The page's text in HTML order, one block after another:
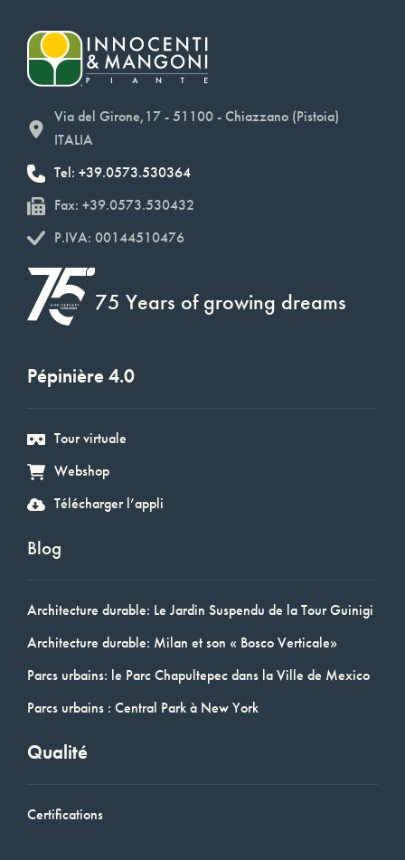
Via del Girone,17 - 51100 - Chiazzano (Pistoia)
ITALIA
Tel: +39.0573.530364
Fax: +39.0573.530432
P.IVA: 00144510476
75 Years of growing dreams
Pépinière 4.0
Tour virtuale
Webshop
Télécharger l’appli
Blog
Architecture durable: Le Jardin Suspendu de la Tour Guinigi
Architecture durable: Milan et son « Bosco Verticale»
Parcs urbains: le Parc Chapultepec dans la Ville de Mexico
Parcs urbains : Central Park à New York
Qualité
Certifications